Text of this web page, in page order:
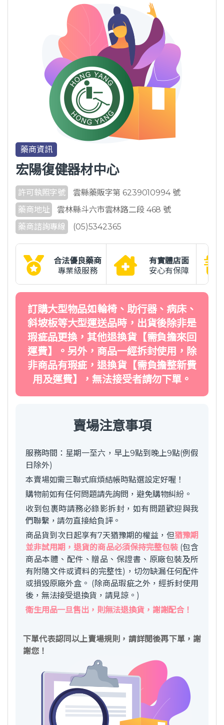
藥商資訊
宏陽復健器材中心
許可執照字號
雲縣藥販字第 6239010994 號
藥商地址
雲林縣斗六市雲林路二段 468 號
藥商諮詢專線
(05)5342365
合法優良藥商
專業級服務
有實體店面
安心有保障
訂購大型物品如輪椅、助行器、病床、
斜坡板等大型運送品時，出貨後除非是
瑕疵品更換，其他退換貨【需負擔來回
運費】。另外，商品一經拆封使用，除
非商品有瑕疵，退換貨【需負擔整新費
用及運費】，無法接受者請勿下單。
賣場注意事項
服務時間：星期一至六，早上9點到晚上9點(例假
日除外)
本賣場如需三聯式麻煩結帳時點選設定好喔！
購物前如有任何問題請先詢問，避免購物糾紛。
收到包裹時請務必錄影拆封，如有問題歡迎與我
們聯繫，請勿直接給負評。
商品貨到次日起享有7天猶豫期的權益，但猶豫期
並非試用期，退貨的商品必須保持完整包裝(包含
商品本體、配件、贈品、保證書、原廠包裝及所
有附隨文件或資料的完整性)，切勿缺漏任何配件
或損毀原廠外盒。 (除商品瑕疵之外，經拆封使用
後，無法接受退換貨，請見諒。)
衛生用品一旦售出，則無法退換貨，謝謝配合！
下單代表認同以上賣場規則，請詳閱後再下單，謝
謝您！